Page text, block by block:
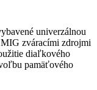
univerzálnou
zváracími zdrojmi
diaľkového
pamäťového